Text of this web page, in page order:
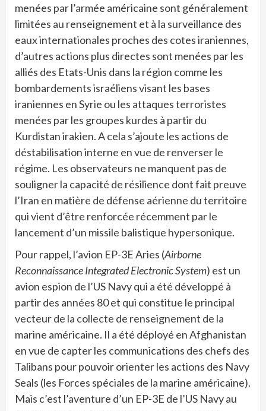
menées par l’armée américaine sont généralement
limitées au renseignement et à la surveillance des
eaux internationales proches des cotes iraniennes,
d’autres actions plus directes sont menées par les
alliés des Etats-Unis dans la région comme les
bombardements israéliens visant les bases
iraniennes en Syrie ou les attaques terroristes
menées par les groupes kurdes à partir du
Kurdistan irakien. A cela s’ajoute les actions de
déstabilisation interne en vue de renverser le
régime. Les observateurs ne manquent pas de
souligner la capacité de résilience dont fait preuve
l’Iran en matière de défense aérienne du territoire
qui vient d’être renforcée récemment par le
lancement d’un missile balistique hypersonique.
Pour rappel, l’avion EP-3E Aries (Airborne
Reconnaissance Integrated Electronic System) est un
avion espion de l’US Navy qui a été développé à
partir des années 80 et qui constitue le principal
vecteur de la collecte de renseignement de la
marine américaine. Il a été déployé en Afghanistan
en vue de capter les communications des chefs des
Talibans pour pouvoir orienter les actions des Navy
Seals (les Forces spéciales de la marine américaine).
Mais c’est l’aventure d’un EP-3E de l’US Navy au